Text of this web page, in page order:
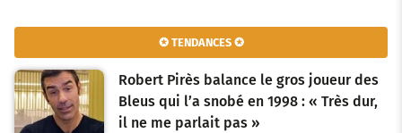
✪ TENDANCES ✪
Robert Pirès balance le gros joueur des
Bleus qui l’a snobé en 1998 : « Très dur,
il ne me parlait pas »